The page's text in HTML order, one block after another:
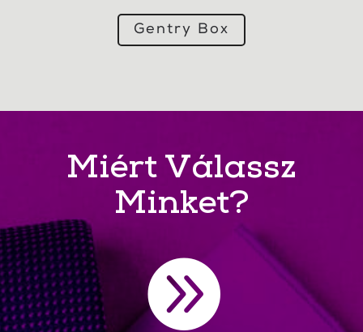
Gentry Box
Miért Válassz
Minket?
